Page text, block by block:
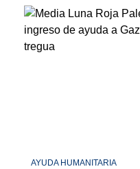
AYUDA HUMANITARIA